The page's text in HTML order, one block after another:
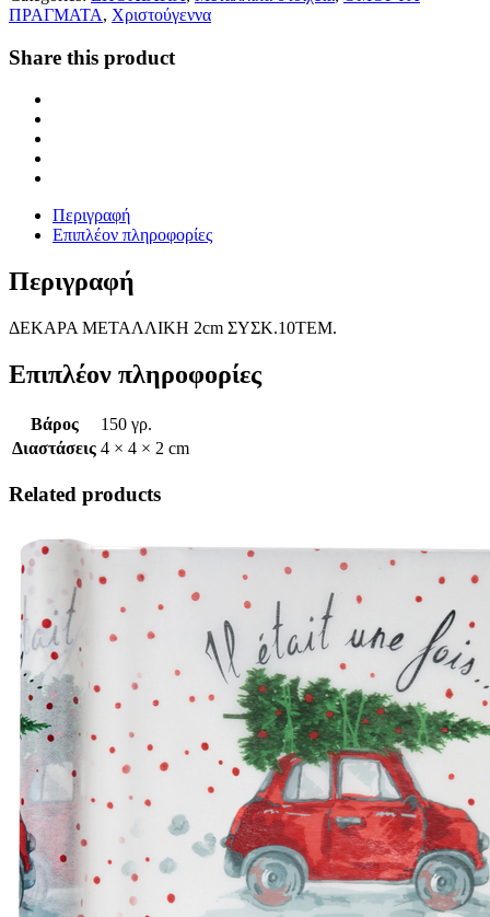
ΠΡΑΓΜΑΤΑ, Χριστούγεννα
Share this product
Περιγραφή
Επιπλέον πληροφορίες
Περιγραφή
ΔΕΚΑΡΑ ΜΕΤΑΛΛΙΚΗ 2cm ΣΥΣΚ.10ΤΕΜ.
Επιπλέον πληροφορίες
Βάρος
150 γρ.
Διαστάσεις 4 × 4 × 2 cm
Related products